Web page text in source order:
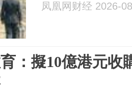
凤凰网财经 2026-
：擬10億港元收